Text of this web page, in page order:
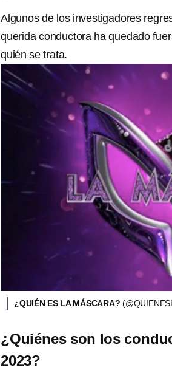
Algunos de los investigadores
querida conductora ha quedado
quién se trata.
¿QUIÉN ES LA MÁSCARA?
¿Quiénes son los
2023?